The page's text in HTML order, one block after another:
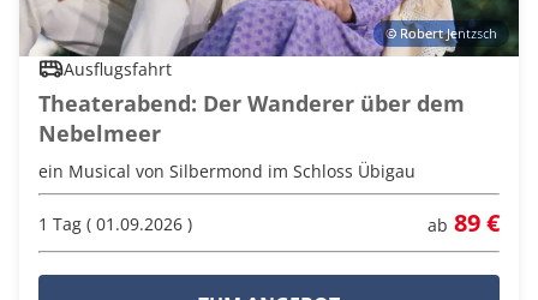
© Robert Jentzsch
Ausflugsfahrt
Theaterabend: Der Wanderer über dem
Nebelmeer
ein Musical von Silbermond im Schloss Übigau
1 Tag ( 01.09.2026 ) ab 89 €